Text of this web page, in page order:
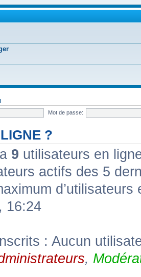
Mot de passe:
?
9 utilisateurs en
actifs des 5
16:24
: Aucun
,